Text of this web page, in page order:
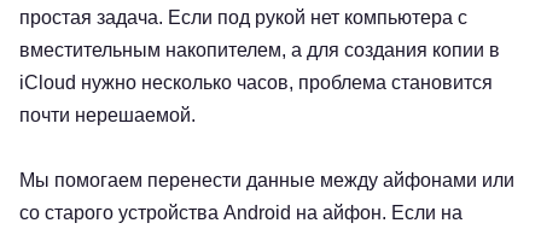
простая задача. Если под рукой нет компьютера с
вместительным накопителем, а для создания копии в
iCloud нужно несколько часов, проблема становится
почти нерешаемой.
Мы помогаем перенести данные между айфонами или
со старого устройства Android на айфон. Если на